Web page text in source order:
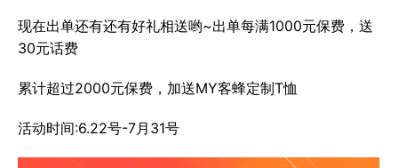
现在出单还有还有好礼相送哟~出单每满1000元保费，送
30元话费
累计超过2000元保费，加送MY客蜂定制T恤
活动时间:6.22号-7月31号